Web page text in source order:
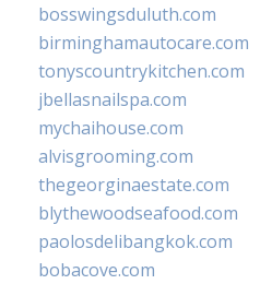
bosswingsduluth.com
birminghamautocare.com
tonyscountrykitchen.com
jbellasnailspa.com
mychaihouse.com
alvisgrooming.com
thegeorginaestate.com
blythewoodseafood.com
paolosdelibangkok.com
bobacove.com